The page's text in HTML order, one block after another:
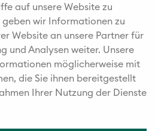
auf unsere Website zu
wir Informationen zu
Website an unsere Partner für
und Analysen weiter. Unsere
möglicherweise mit
die Sie ihnen bereitgestellt
Ihrer Nutzung der Dienste